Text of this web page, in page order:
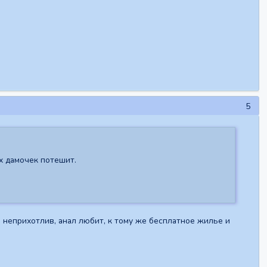
5
дамочек потешит.
анал любит, к тому же бесплатное жилье и